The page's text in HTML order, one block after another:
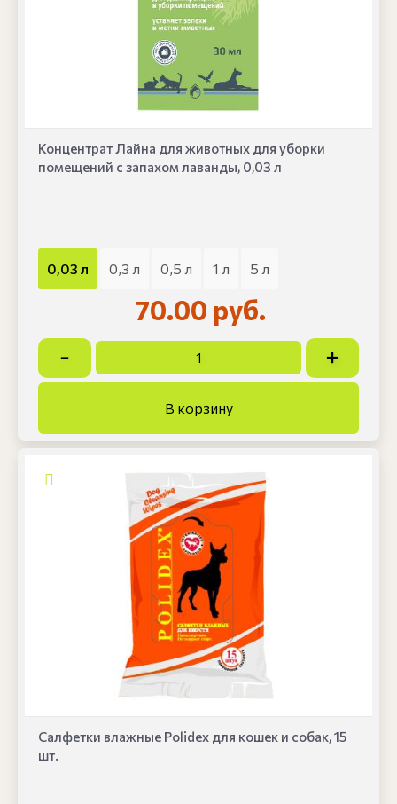
Концентрат Лайна для животных для уборки
помещений с запахом лаванды, 0,03 л
0,03 л 0,3 л 0,5 л 1 л 5 л
70.00 руб.
Салфетки влажные Polidex для кошек и собак, 15
шт.